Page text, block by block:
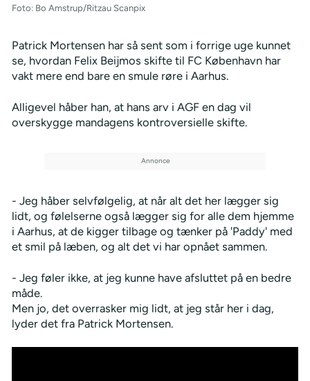
Foto: Bo Amstrup/Ritzau Scanpix
Patrick Mortensen har så sent som i forrige uge kunnet
se, hvordan Felix Beijmos skifte til FC København har
vakt mere end bare en smule røre i Aarhus.
Alligevel håber han, at hans arv i AGF en dag vil
overskygge mandagens kontroversielle skifte.
- Jeg håber selvfølgelig, at når alt det her lægger sig
lidt, og følelserne også lægger sig for alle dem hjemme
i Aarhus, at de kigger tilbage og tænker på 'Paddy' med
et smil på læben, og alt det vi har opnået sammen.
- Jeg føler ikke, at jeg kunne have afsluttet på en bedre
måde.
Men jo, det overrasker mig lidt, at jeg står her i dag,
lyder det fra Patrick Mortensen.